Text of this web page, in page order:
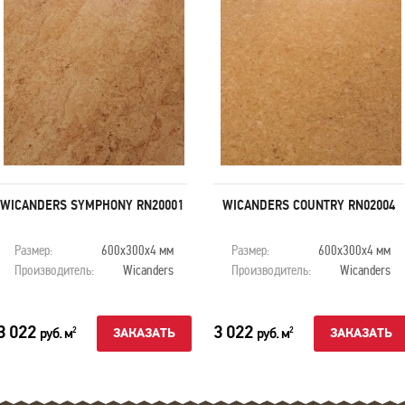
WICANDERS SYMPHONY RN20001
Размер:
600х300х4 мм
Производитель:
Wicanders
022 руб. м2 ЗАКАЗАТЬ
WICANDERS COUNTRY RN02004
Размер:
600х300х4 мм
Производитель:
Wicanders
3 022 руб. м2 ЗАКАЗАТЬ